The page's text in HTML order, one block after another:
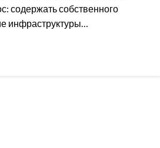
содержать собственного
инфраструктуры…